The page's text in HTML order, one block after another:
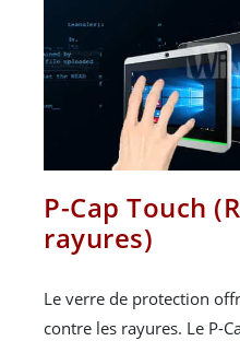
P-Cap Touch
rayures)
Le verre de protection
contre les rayures. Le P-